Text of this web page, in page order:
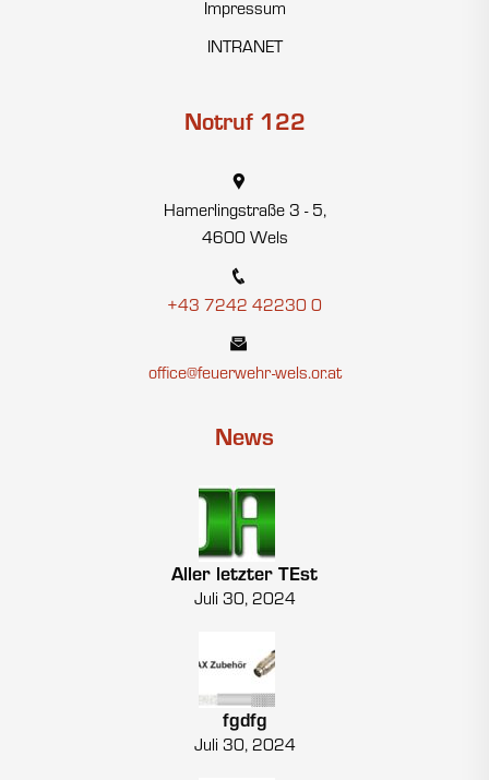
Impressum
INTRANET
Notruf 122
Hamerlingstraße 3 - 5,
4600 Wels
+43 7242 42230 0
office@feuerwehr-wels.or.at
News
Aller letzter TEst
Juli 30, 2024
fgdfg
Juli 30, 2024